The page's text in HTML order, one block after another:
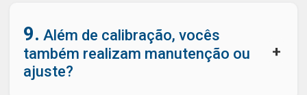
9. Além de calibração, vocês
também realizam manutenção ou
ajuste?
+